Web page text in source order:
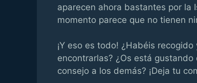
aparecen ahora bastantes por la
momento parece que no tienen
¡Y eso es todo! ¿Habéis
encontrarlas? ¿Os está
consejo a los demás? ¡Deja tu